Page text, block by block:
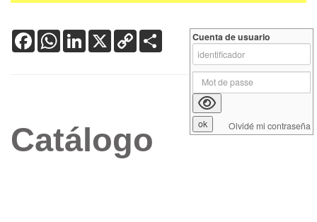
FacebookWhatsApp
LinkedIn
X Copy
Link
Catálogo
Cuenta de usuario
Olvidé mi contraseña